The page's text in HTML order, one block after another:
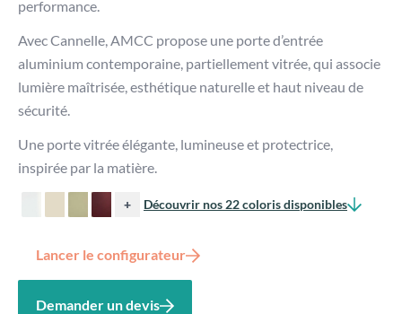
performance.
Avec Cannelle, AMCC propose une porte d’entrée
aluminium contemporaine, partiellement vitrée, qui associe
lumière maîtrisée, esthétique naturelle et haut niveau de
sécurité.
Une porte vitrée élégante, lumineuse et protectrice,
inspirée par la matière.
+ Découvrir nos 22 coloris disponibles
Lancer le configurateur
Demander un devis